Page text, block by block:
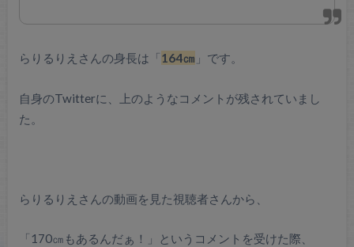
らりるりえさんの身長は「164㎝ 」です。
自身のTwitterに、上のようなコメントが残されていまし
た。
らりるりえさんの動画を見た視聴者さんから、
「170㎝もあるんだぁ！」というコメントを受けた際、